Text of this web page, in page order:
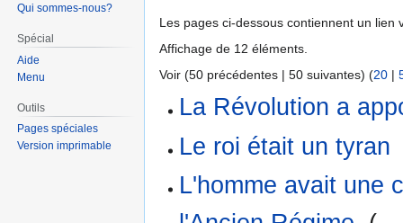
Les pages ci-dessous contiennent un lien
Affichage de 12 éléments.
Voir (50 précédentes | 50 suivantes) (20 |
La Révolution a
Le roi était un tyran
L'homme avait une
Qui sommes-nous?
Spécial
Aide
Menu
Outils
Pages spéciales
Version imprimable